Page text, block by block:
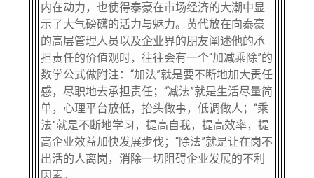
内在动力，也使得泰豪在市场经济的大潮中显
示了大气磅礴的活力与魅力。黄代放在向泰豪
的高层管理人员以及企业界的朋友阐述他的承
担责任的价值观时，往往会有一个“加减乘除”的
数学公式做附注：“加法”就是要不断地加大责任
感，尽职地去承担责任；“减法”就是生活尽量简
单，心理平台放低，抬头做事，低调做人；“乘
法”就是不断地学习，提高自我，提高效率，提
高企业效益加快发展步伐；“除法”就是让在岗不
出活的人离岗，消除一切阻碍企业发展的不利